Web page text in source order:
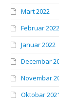
Mart 2022
Februar 2022
Januar 2022
Decembar
Novembar
Oktobar 2021